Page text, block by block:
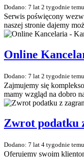
Dodano: 7 lat 2 tygodnie temu
Serwis poświęcony
naszej stronie dajemy
Online
Dodano: 7 lat 2 tygodnie temu
Zajmujemy się
mamy wzgląd na dobro
Zwrot podatku
Dodano: 7 lat 4 tygodnie temu
Oferujemy swoim